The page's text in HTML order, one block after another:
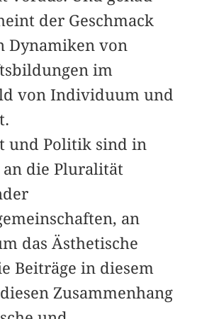
der Geschmack
Dynamiken von
im
von Individuum und
und Politik sind in
an die Pluralität
an
das Ästhetische
Beiträge in diesem
Zusammenhang